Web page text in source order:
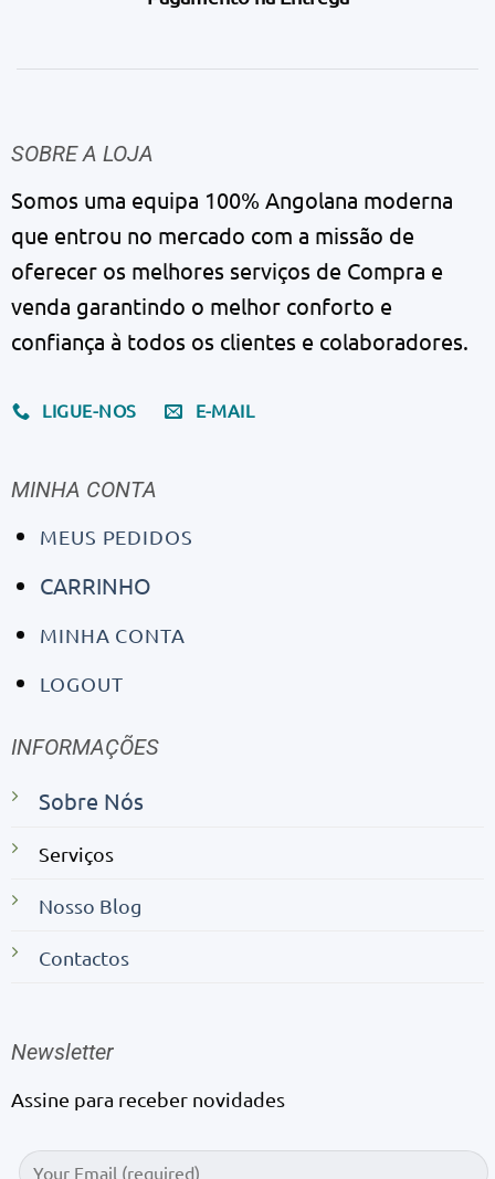
SOBRE A LOJA
Somos uma equipa 100% Angolana moderna
que entrou no mercado com a missão de
oferecer os melhores serviços de Compra e
venda garantindo o melhor conforto e
confiança à todos os clientes e colaboradores.
LIGUE-NOS E-MAIL
MINHA CONTA
MEUS PEDIDOS
CARRINHO
MINHA CONTA
LOGOUT
INFORMAÇÕES
Sobre Nós
Serviços
Nosso Blog
Contactos
Newsletter
Assine para receber novidades